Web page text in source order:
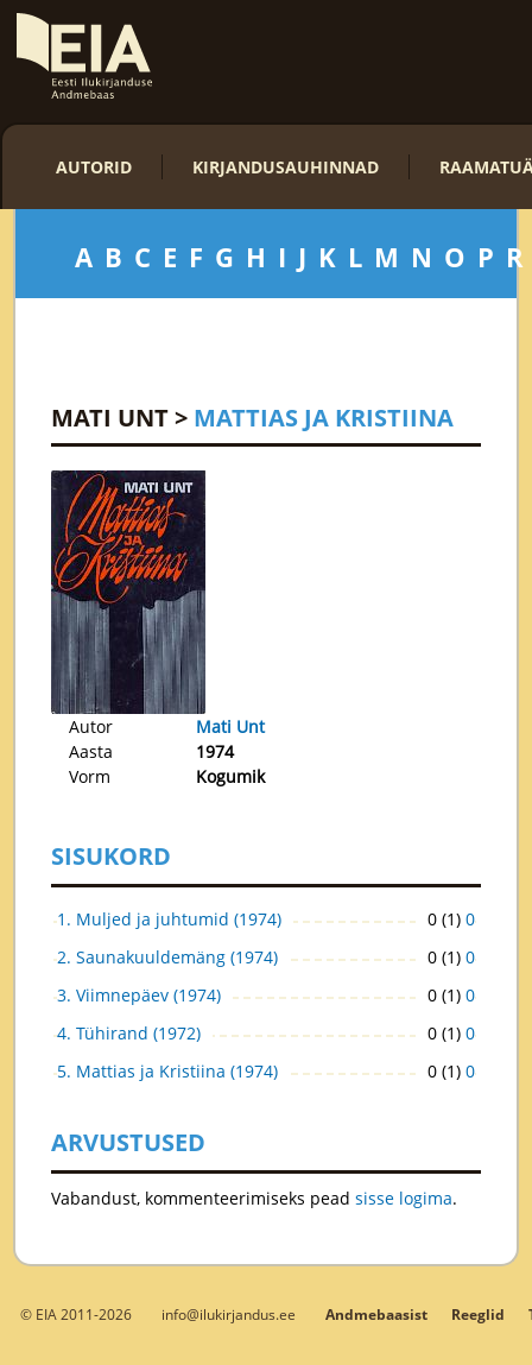
AUTORID KIRJANDUSAUHINNAD
A B C E F G H I J K L M N O P R
MATI UNT> MATTIAS JA KRISTIINA
Autor
Aasta
Vorm
Mati Unt
1974
Kogumik
SISUKORD
1. Muljed ja juhtumid (1974) 0 (1) 0
2. Saunakuuldemäng (1974)
0 (1) 0
3. Viimnepäev (1974)
0 (1) 0
4. Tühirand (1972)
0 (1) 0
5. Mattias ja Kristiina (1974)
0 (1) 0
ARVUSTUSED
Vabandust, kommenteerimiseks peadsisse logima.
© EIA 2011-2026 info@ilukirjandus.ee Andmebaasist Reeglid